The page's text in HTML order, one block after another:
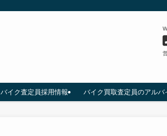
バイク査定員採用情報 バイク買取査定員のアルバ